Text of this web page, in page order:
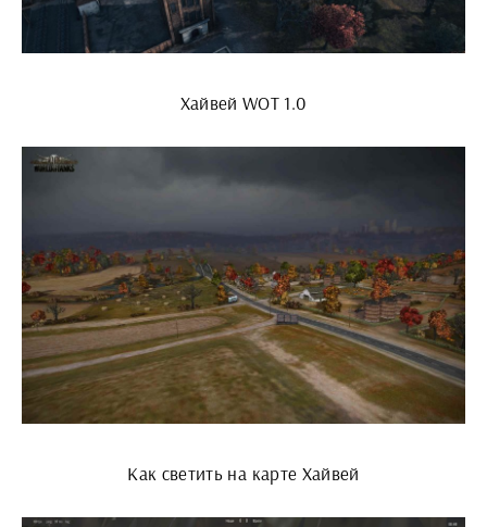
Хайвей WOT 1.0
Как светить на карте Хайвей